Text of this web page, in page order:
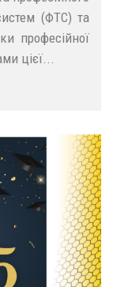
(ФТС) та
професійної
цієї...